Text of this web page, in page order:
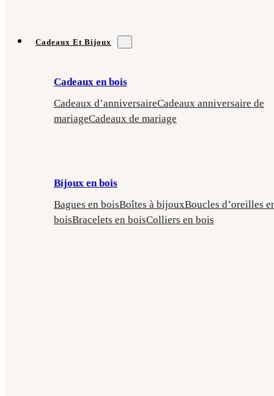
Cadeaux Et Bijoux
Cadeaux en bois
Cadeaux d’anniversaireCadeaux anniversaire de
mariageCadeaux de mariage
Bijoux en bois
Bagues en boisBoîtes à bijouxBoucles d’oreilles
boisBracelets en boisColliers en bois